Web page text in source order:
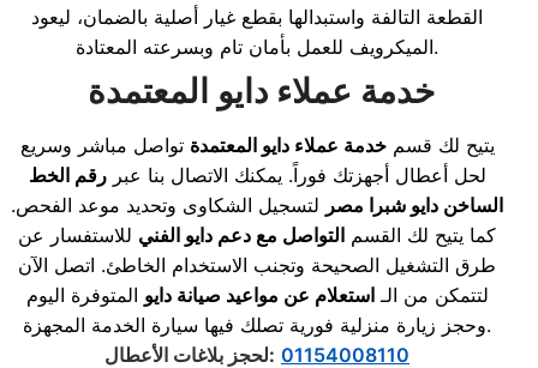
القطعة التالفة واستبدالها بقطع غيار أصلية بالضمان، ليعود
الميكرويف للعمل بأمان تام وبسرعته المعتادة.
خدمة عملاء دايو المعتمدة
يتيح لك قسمخدمة عملاء دايو المعتمدة تواصل مباشر وسريع
لحل أعطال أجهزتك فوراً. يمكنك الاتصال بنا عبررقم الخط
الساخن دايو شبرا مصر لتسجيل الشكاوى وتحديد موعد الفحص.
كما يتيح لك القسم التواصل مع دعم دايو الفني للاستفسار عن
طرق التشغيل الصحيحة وتجنب الاستخدام الخاطئ. اتصل الآن
لتتمكن من الـاستعلام عن مواعيد صيانة دايو المتوفرة اليوم
وحجز زيارة منزلية فورية تصلك فيها سيارة الخدمة المجهزة.
لحجز بلاغات الأعطال: 01154008110